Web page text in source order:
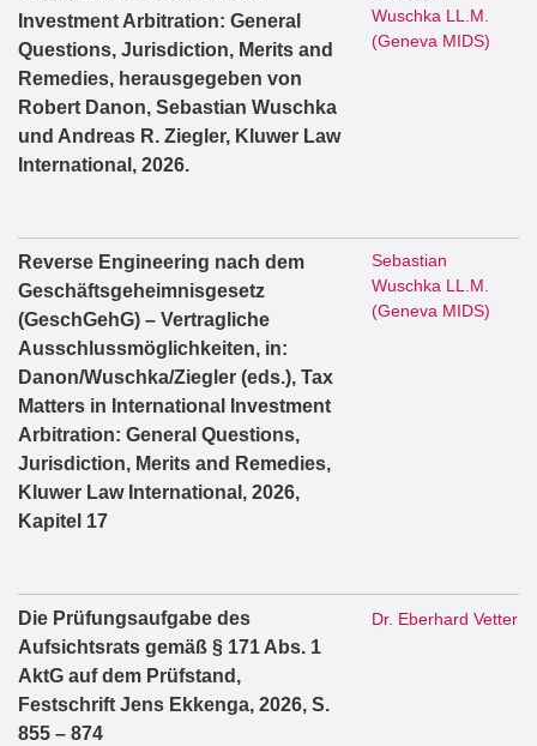
Investment Arbitration: General
Questions, Jurisdiction, Merits and
Remedies, herausgegeben von
Robert Danon, Sebastian Wuschka
und Andreas R. Ziegler, Kluwer Law
International, 2026.
Wuschka LL.M.
(Geneva MIDS)
Reverse Engineering nach dem
Geschäftsgeheimnisgesetz
(GeschGehG) – Vertragliche
Ausschlussmöglichkeiten, in:
Danon/Wuschka/Ziegler (eds.), Tax
Matters in International Investment
Arbitration: General Questions,
Jurisdiction, Merits and Remedies,
Kluwer Law International, 2026,
Kapitel 17
Sebastian
Wuschka LL.M.
(Geneva MIDS)
Die Prüfungsaufgabe des
Aufsichtsrats gemäß § 171 Abs. 1
AktG auf dem Prüfstand,
Festschrift Jens Ekkenga, 2026, S.
855 – 874
Dr. Eberhard Vetter